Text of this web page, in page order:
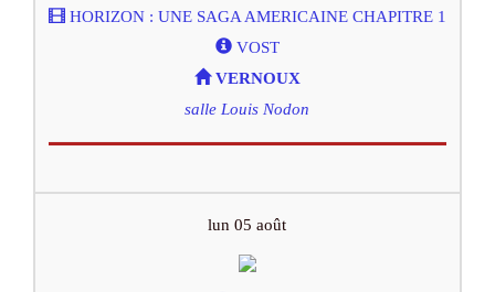
HORIZON : UNE SAGA AMERICAINE CHAPITRE 1
VOST
VERNOUX
salle Louis Nodon
lun 05 août